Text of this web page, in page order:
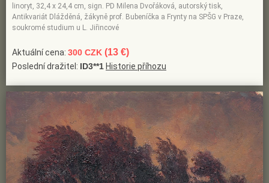
linoryt, 32,4 x 24,4 cm, sign. PD Milena Dvořáková, autorský tisk,
Antikvariát Dlážděná, žákyně prof. Bubeníčka a Frynty na SPŠG v Praze,
soukromé studium u L. Jiřincové
Aktuální cena: 300 CZK (13 €)
Poslední dražitel: ID3**1 Historie příhozu